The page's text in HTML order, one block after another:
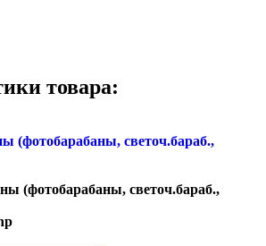
товара:
(фотобарабаны, светоч.бараб.,
(фотобарабаны, светоч.бараб.,